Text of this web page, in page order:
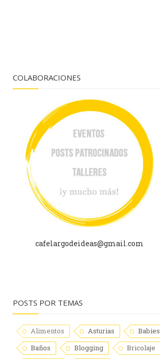
COLABORACIONES
cafelargodeideas@gmail.com
POSTS POR TEMAS
Alimentos Asturias
Babies
Baños
Blogging
Bricolaje